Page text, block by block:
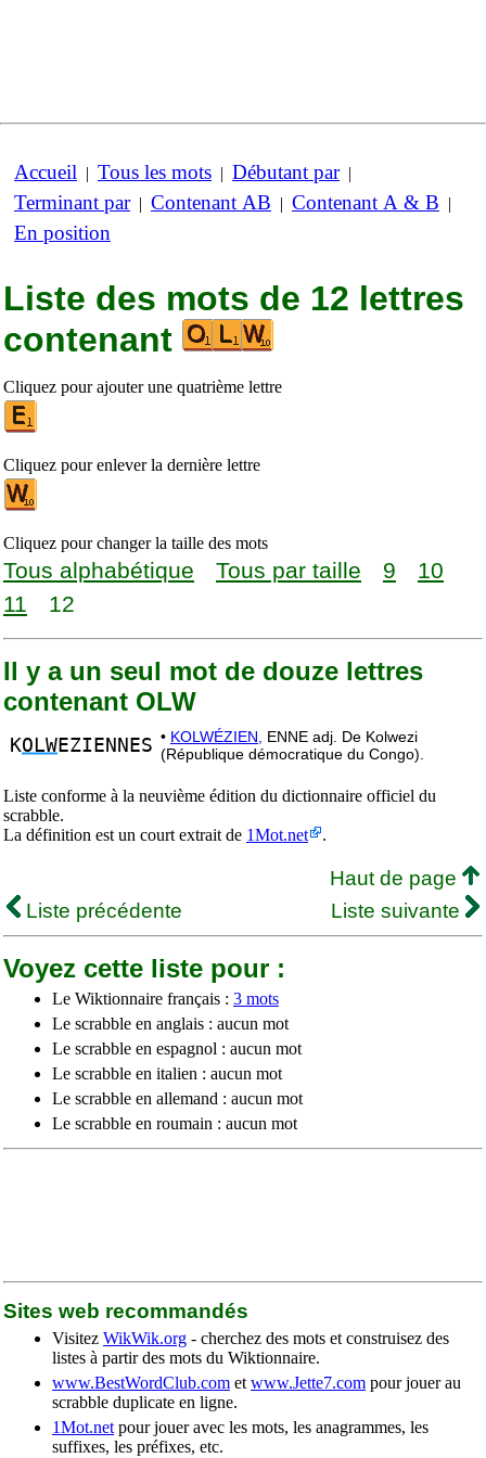
Accueil | Tous les mots | Débutant par|
Terminant par| Contenant AB | Contenant A & B |
En position
Liste des mots de 12 lettres
contenant
Cliquez pour ajouter une quatrième lettre
Cliquez pour enlever la dernière lettre
Cliquez pour changer la taille des mots
Tous alphabétique Tous par taille 9
10
11
12
Il y a un seul mot de douze lettres
contenant OLW
KOLWEZIENNES • KOLWÉZIEN,
ENNE adj. De Kolwezi
(République démocratique du Congo).
Liste conforme à la neuvième édition du dictionnaire officiel du
scrabble.
La définition est un court extrait de 1Mot.net .
Haut de page
Liste précédente
Liste suivante
Voyez cette liste pour :
Le Wiktionnaire français : 3 mots
Le scrabble en anglais : aucun mot
Le scrabble en espagnol : aucun mot
Le scrabble en italien : aucun mot
Le scrabble en allemand : aucun mot
Le scrabble en roumain : aucun mot
Sites web recommandés
Visitez WikWik.org - cherchez des mots et construisez des
listes à partir des mots du Wiktionnaire.
www.BestWordClub.com et www.Jette7.com pour jouer au
scrabble duplicate en ligne.
1Mot.net pour jouer avec les mots, les anagrammes, les
suffixes, les préfixes, etc.